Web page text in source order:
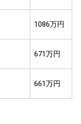
1086万円
671万円
661万円